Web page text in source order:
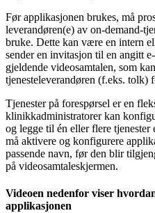
Før applikasjonen brukes, må
leverandøren(e) av on-demand-
bruke. Dette kan være en intern
sender en invitasjon til en angitt e-
gjeldende videosamtalen, som kan
tjenesteleverandøren (f.eks. tolk)
Tjenester på forespørsel er en
klinikkadministratorer kan
og legge til én eller flere tjenester
må aktivere og konfigurere
passende navn, før den blir
på videosamtaleskjermen.
Videoen nedenfor viser
applikasjonen